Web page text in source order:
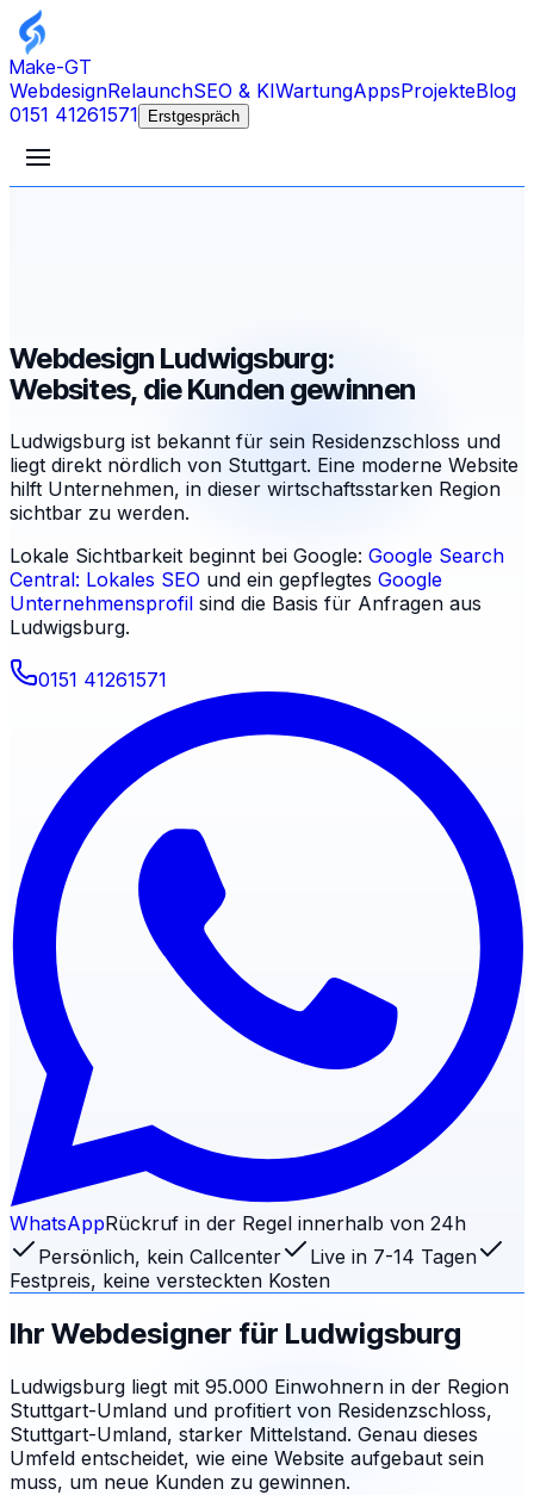
Make-GT
WebdesignRelaunchSEO & KIWartungAppsProjekteBlog
0151 41261571
Erstgespräch
Webdesign Ludwigsburg:
Websites, die Kunden gewinnen
Ludwigsburg ist bekannt für sein Residenzschloss und
liegt direkt nördlich von Stuttgart. Eine moderne Website
hilft Unternehmen, in dieser wirtschaftsstarken Region
sichtbar zu werden.
Lokale Sichtbarkeit beginnt bei Google: Google Search
Central: Lokales SEO und ein gepflegtes Google
Unternehmensprofil sind die Basis für Anfragen aus
Ludwigsburg.
0151 41261571
WhatsAppRückruf in der Regel innerhalb von 24h
Persönlich, kein Callcenter
Live in 7-14 Tagen
Festpreis, keine versteckten Kosten
Ihr Webdesigner für Ludwigsburg
Ludwigsburg liegt mit 95.000 Einwohnern in der Region
Stuttgart-Umland und profitiert von Residenzschloss,
Stuttgart-Umland, starker Mittelstand. Genau dieses
Umfeld entscheidet, wie eine Website aufgebaut sein
muss, um neue Kunden zu gewinnen.